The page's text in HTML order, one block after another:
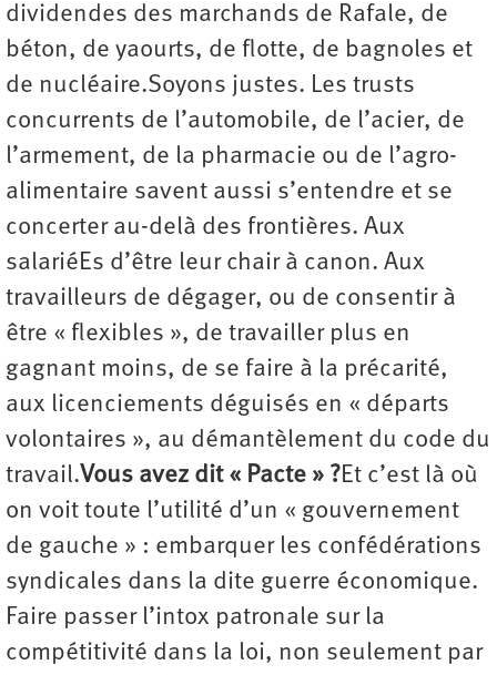
dividendes des marchands de Rafale, de
béton, de yaourts, de flotte, de bagnoles et
de nucléaire.Soyons justes. Les trusts
concurrents de l’automobile, de l’acier, de
l’armement, de la pharmacie ou de l’agro-
alimentaire savent aussi s’entendre et se
concerter au-delà des frontières. Aux
salariéEs d’être leur chair à canon. Aux
travailleurs de dégager, ou de consentir à
être « flexibles », de travailler plus en
gagnant moins, de se faire à la précarité,
aux licenciements déguisés en « départs
volontaires », au démantèlement du code du
travail.Vous avez dit « Pacte » ?Et c’est là où
on voit toute l’utilité d’un « gouvernement
de gauche » : embarquer les confédérations
syndicales dans la dite guerre économique.
Faire passer l’intox patronale sur la
compétitivité dans la loi, non seulement par